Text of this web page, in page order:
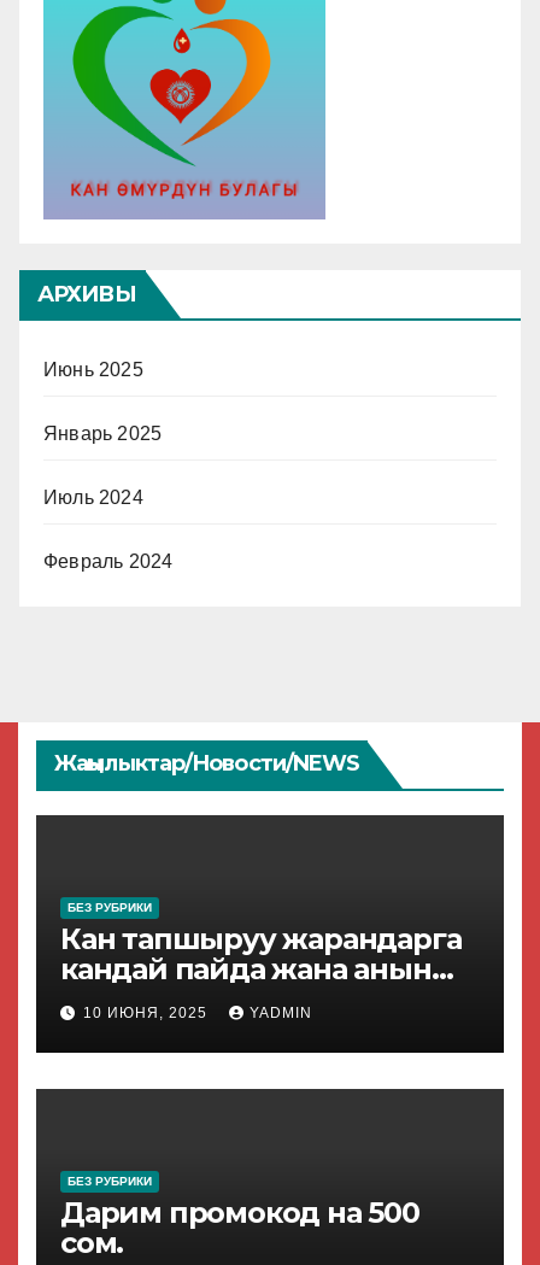
АРХИВЫ
Июнь 2025
Январь 2025
Июль 2024
Февраль 2024
Жаңылыктар/Новости/NEWS
БЕЗ РУБРИКИ
Кан тапшыруу жарандарга
кандай пайда жана анын
жол жоболору.
10 ИЮНЯ, 2025 YADMIN
БЕЗ РУБРИКИ
Дарим промокод на 500
сом.